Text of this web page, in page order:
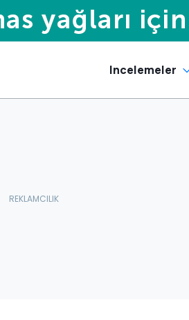
Incelemeler